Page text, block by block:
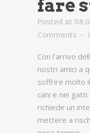
fare
Posted at
Comments
Con l’arrivo
nostri amici a
soffrire molto
cani e nei gatti
richiede un
mettere a